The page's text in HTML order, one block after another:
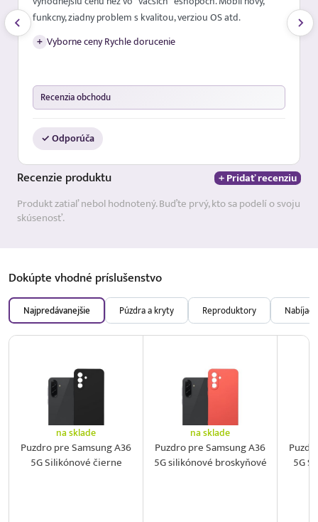
funkcny, ziadny problem s kvalitou, verziou OS atd.
+ Vyborne ceny Rychle dorucenie
Recenzia obchodu
✓ Odporúča
Recenzie produktu
+ Pridať recenziu
Produkt zatiaľ nebol hodnotený. Buďte prvý, kto sa podelí o svoju
skúsenosť.
Dokúpte vhodné príslušenstvo
Najpredávanejšie Púzdra a kryty Reproduktory
na sklade
Puzdro pre Samsung A36
5G Silikónové čierne
na sklade
Puzdro pre Samsung A36
5G silikónové broskyňové
5G